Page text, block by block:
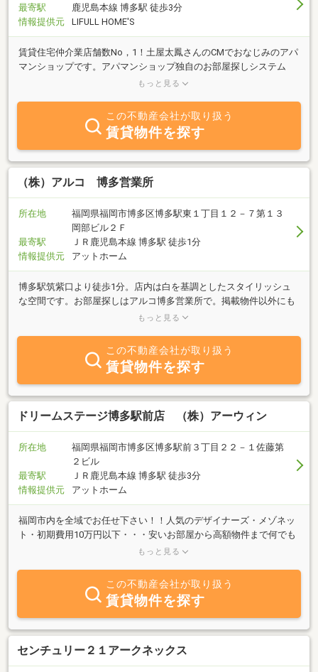
最寄駅
鹿児島本線 博多駅 徒歩3分
情報提供元
LIFULL HOME'S
賃貸住宅仲介業店舗数No，1！土屋太鳳さんのCMでおなじみのアパ
マンショップです。アパマンショップ独自のお部屋探しシステム
AOSを駆使してビッグデータよりお客様に最適なお部屋をご提案致
もっと見る
この不動産会社が取り扱う
賃貸物件を探す
（株）アルコ 博多営業所
所在地
福岡県福岡市博多区博多駅東１丁目１２－７第１３
岡部ビル２Ｆ
最寄駅
ＪＲ鹿児島本線 博多駅 徒歩1分
情報提供元
アットホーム
博多駅筑紫口より徒歩1分。店内は白を基調としたスタイリッシュ
な空間です。お部屋探しはアルコ博多営業所で。掲載物件以外にも
多数の物件がありますので、ぜひ当社HP御覧下さい。
もっと見る
この不動産会社が取り扱う
賃貸物件を探す
ドリームステージ博多駅前店 （株）アーウィン
所在地
福岡県福岡市博多区博多駅前３丁目２２－１佐藤第
２ビル
最寄駅
ＪＲ鹿児島本線 博多駅 徒歩3分
情報提供元
アットホーム
福岡市内を全域でお任せ下さい！！人気のデザイナーズ・メゾネッ
ト・初期費用10万円以下・・・安いお部屋から高額物件まで何でも
おまかせ♪☆♪ 福岡でお部屋探しはドリームステージへ♪どんな
来店頂かなくてもオンライン接客・動画サービスより物件ご紹介・
ご入居までの手続き全てオンラインも可能です◎LINEでのお問合せ
も受け付けております詳細は当社HPにて☆http://www.dream-
stage.net/ ←福岡一見やすいサイトです！アプリからも簡単お部屋
探しお得な情報をプッシュ通知でゲット！
https://yappli.plus/dreamstage_athome
もっと見る
この不動産会社が取り扱う
賃貸物件を探す
センチュリー２１アークネックス